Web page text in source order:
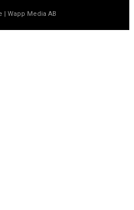
Wapp Media AB